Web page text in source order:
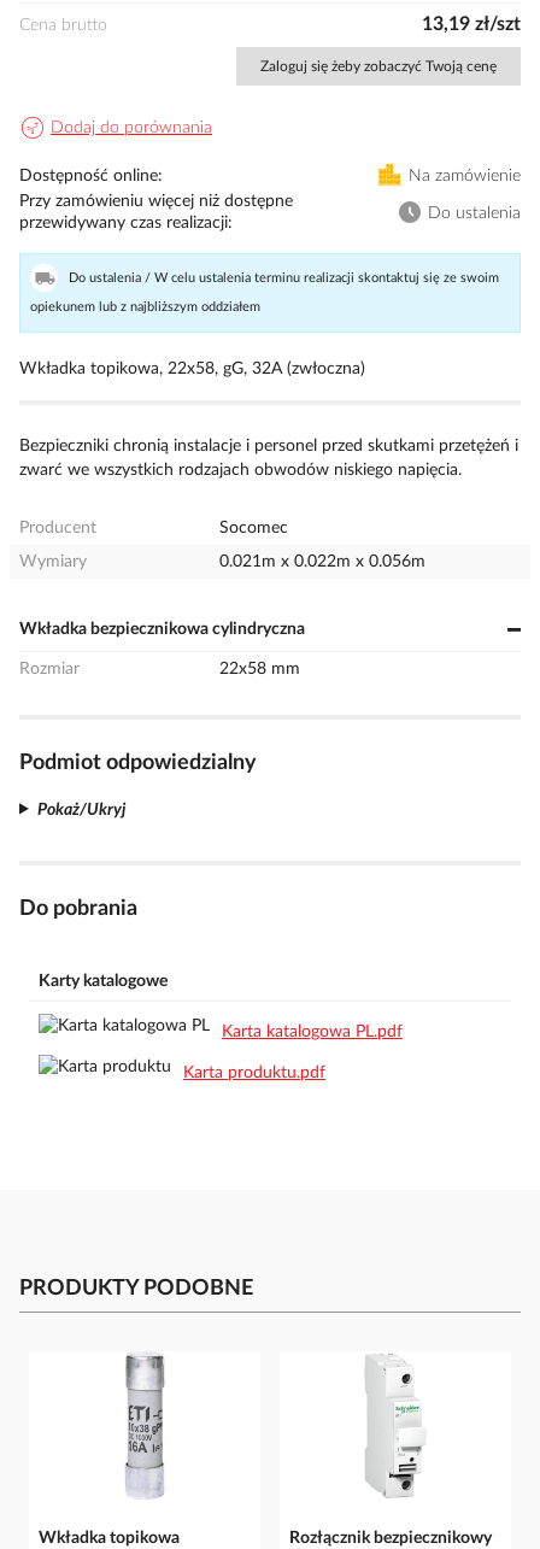
Cena brutto 13,19 zł/szt
Zaloguj się żeby zobaczyć Twoją cenę
Dodaj do porównania
Dostępność online
Na zamówienie
Przy zamówieniu więcej niż dostępne
przewidywany czas realizacji
Do ustalenia
Do ustalenia / W celu ustalenia terminu realizacji skontaktuj się ze swoim
opiekunem lub z najbliższym oddziałem
Wkładka topikowa, 22x58, gG, 32A (zwłoczna)
Bezpieczniki chronią instalacje i personel przed skutkami przetężeń i
zwarć we wszystkich rodzajach obwodów niskiego napięcia.
Producent
Socomec
Wymiary
0.021m x 0.022m x 0.056m
Wkładka bezpiecznikowa cylindryczna
Rozmiar 22x58 mm
Podmiot odpowiedzialny
Pokaż/Ukryj
Do pobrania
Karty katalogowe
Karta katalogowa PL.pdf
Karta produktu.pdf
PRODUKTY PODOBNE
Wkładka topikowa
Rozłącznik bezpiecznikowy